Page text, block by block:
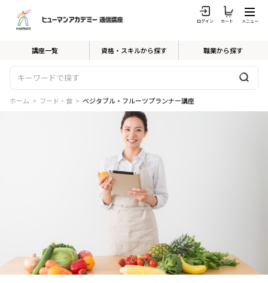
ログイン カート メニュー
講座一覧 資格・スキルから探す 職業から探す
ホーム > フード・食 > ベジタブル・フルーツプランナー講座